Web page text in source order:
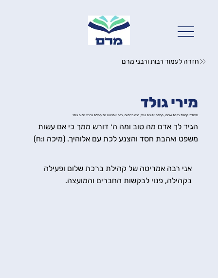
חזרה לעמוד רבות ורבני מרם
מירי גולד
מייסדת קהילת ברכת שלום, קהילה אזורית בגזר, רבה בדימוס, רבה אמריטה של קהילת ברכת שלום בגזר
הגיד לך אדם מה טוב ומה ה׳ דורש ממך כי אם עשות
משפט ואהבת חסד והצנע לכת עם אלוהיך. (מיכה ו:ח)
אני רבה אמריטה של קהילת ברכת שלום ופעילה
בקהילה, פנוי לבקשות החברים והמועצה.